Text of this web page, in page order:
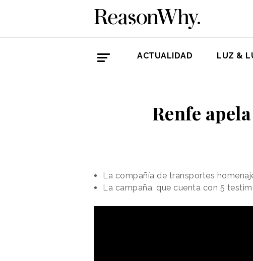
ACTUALIDAD LUZ &
Renfe
La compañía de transportes
La campaña, que cuenta con 5